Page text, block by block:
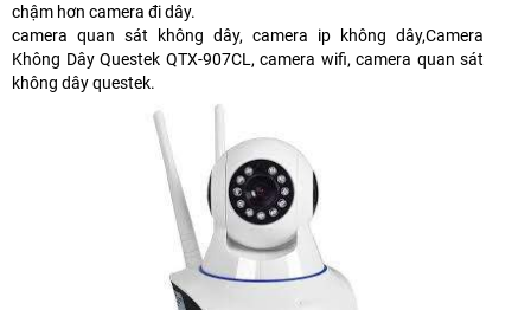
chậm hơn camera đi dây.
camera quan sát không dây, camera ip không dây,Camera
Không Dây Questek QTX-907CL, camera wifi, camera quan sát
không dây questek.